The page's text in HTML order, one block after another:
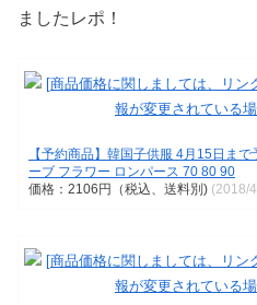
ましたレポ！
【予約商品】韓国子供服 4月15日ま
ーブ フラワー ロンパース 70 80 90
価格：2106円（税込、送料別) (2018/